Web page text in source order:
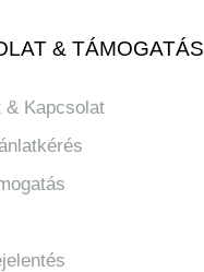
& TÁMOGATÁS
& Kapcsolat